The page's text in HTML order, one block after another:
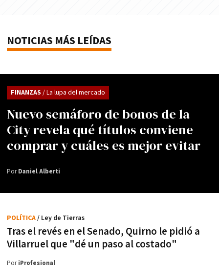
NOTICIAS MÁS LEÍDAS
Nuevo semáforo de bonos de la
City revela qué títulos conviene
comprar y cuáles es mejor evitar
FINANZAS / La lupa del mercado
PorDaniel Alberti
Tras el revés en el Senado, Quirno le pidió a
Villarruel que "dé un paso al costado"
POLÍTICA/ Ley de Tierras
PoriProfesional